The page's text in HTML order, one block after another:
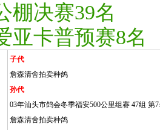
棚决赛39名
亚卡普预赛8名
子代
詹森清舍拍卖种鸽
孙代
03年汕头市鸽会冬季福安500公里组赛 47组 第
詹森清舍拍卖种鸽